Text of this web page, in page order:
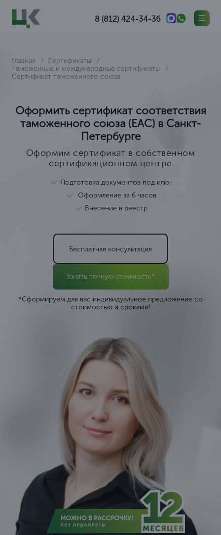
8 (812) 424-34-36
Главная
Сертификаты
Таможенные и международные сертификаты
Сертификат таможенного союза
Оформить сертификат соответствия
таможенного союза (ЕАС) в Санкт-
Петербурге
Оформим сертификат в собственном
сертификационном центре
Подготовка документов под ключ
Оформление за 6 часов
Внесение в реестр
Бесплатная консультация
Узнать точную стоимость*
*Сформируем для вас индивидуальное предложение со
стоимостью и сроками!